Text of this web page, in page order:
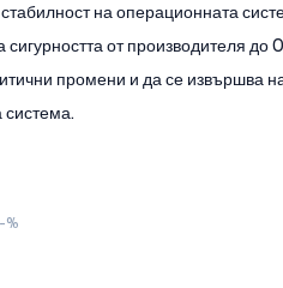
на операционната
сигурността от производителя до
промени и да се извършва
-%